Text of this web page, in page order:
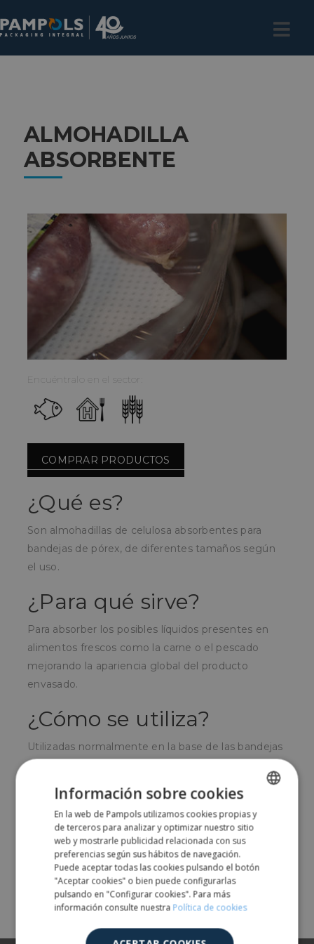
ALMOHADILLA
ABSORBENTE
Encuéntralo en el sector:
COMPRAR PRODUCTOS
¿Qué es?
Son almohadillas de celulosa absorbentes para
bandejas de pórex, de diferentes tamaños según
el uso.
¿Para qué sirve?
Para absorber los posibles líquidos presentes en
alimentos frescos como la carne o el pescado
mejorando la apariencia global del producto
envasado.
¿Cómo se utiliza?
Utilizadas normalmente en la base de las bandejas
de pórex antes de colocar el alimento fresco
¿Para quién?
Sobretodo para industrias del sector cárnico.
Comparte
SPANISH
ENGLISH
Información sobre cookies
En la web de Pampols utilizamos cookies propias y
de terceros para analizar y optimizar nuestro sitio
web y mostrarle publicidad relacionada con sus
preferencias según sus hábitos de navegación.
Puede aceptar todas las cookies pulsando el botón
"Aceptar cookies" o bien puede configurarlas
pulsando en "Configurar cookies". Para más
información consulte nuestra Política de cookies